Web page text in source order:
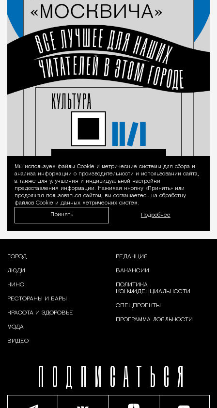
Уведомление
Мы используем файлы Сookie и метрические системы для сбора и
анализа информации о производительности и использовании сайта,
а также для улучшения и индивидуальной настройки
предоставления информации. Нажимая кнопку «Принять» или
продолжая пользоваться сайтом, вы соглашаетесь на обработку
файлов Cookie и данных метрических систем.
Принять Подробнее
ПОДПИСАТЬСЯ
ГОРОД
ЛЮДИ
КИНО
РЕСТОРАНЫ И БАРЫ
КРАСОТА И ЗДОРОВЬЕ
МОДА
ВИДЕО
РЕДАКЦИЯ
ВАКАНСИИ
ПОЛИТИКА
КОНФИДЕНЦИАЛЬНОСТИ
СПЕЦПРОЕКТЫ
ПРОГРАММА ЛОЯЛЬНОСТИ